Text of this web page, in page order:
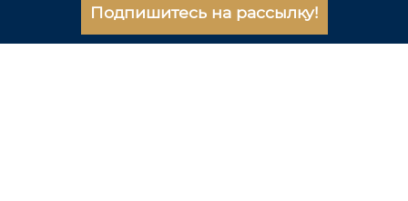
Подпишитесь на рассылку!